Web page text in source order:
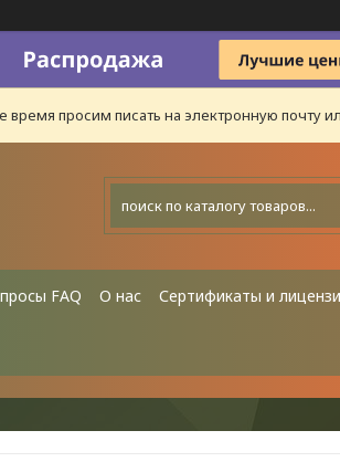
просим писать на электронную почту
FAQ О нас Сертификаты и